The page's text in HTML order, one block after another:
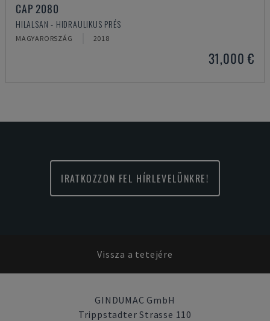
CAP 2080
HILALSAN - HIDRAULIKUS PRÉS
MAGYARORSZÁG 2018
31,000 €
IRATKOZZON FEL HÍRLEVELÜNKRE!
Vissza a tetejére
GINDUMAC GmbH
Trippstadter Strasse 110